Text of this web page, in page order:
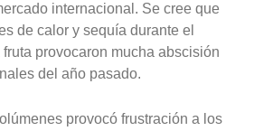
internacional. Se cree que
de calor y sequía durante el
provocaron mucha abscisión
del año pasado.
provocó frustración a los